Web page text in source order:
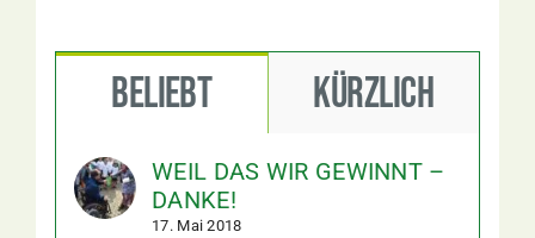
Beliebt Kürzlich
WEIL DAS WIR GEWINNT –
DANKE!
17. Mai 2018